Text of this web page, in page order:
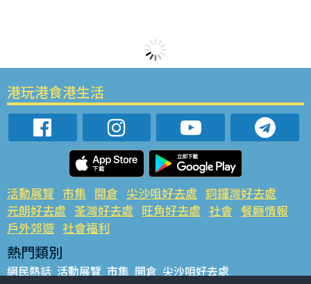
港玩港食港生活
活動展覽 市集 開倉 尖沙咀好去處 銅鑼灣好去處
元朗好去處 荃灣好去處 旺角好去處 社會 餐廳情報
戶外郊遊 社會福利
熱門類別
網民熱話 活動展覽 市集 開倉 尖沙咀好去處